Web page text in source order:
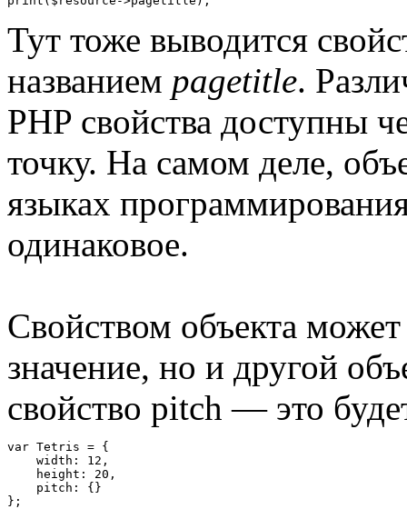
Тут тоже выводится
названием pagetitle.
PHP свойства доступны
точку. На самом деле,
языках
одинаковое.
Свойством объекта
значение, но и другой
свойство pitch — это
var Tetris = {
    width
: 12 ,
    height
: 20 ,
    pitch
:
{}
};